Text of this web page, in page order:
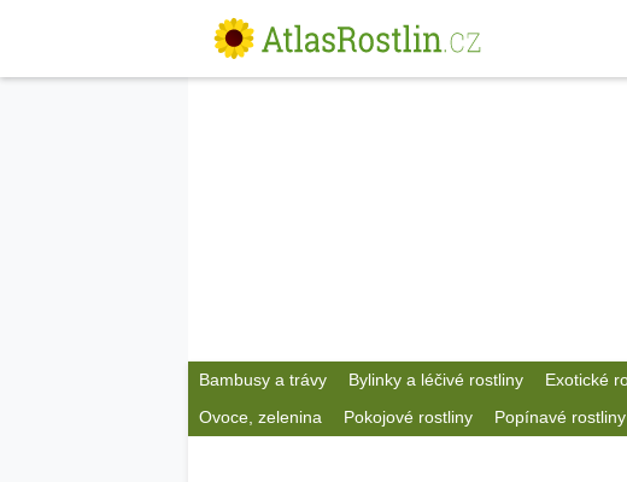
Bambusy a trávy Bylinky a léčivé rostliny Exotické
Ovoce, zelenina
Pokojové rostliny Popínavé rostliny